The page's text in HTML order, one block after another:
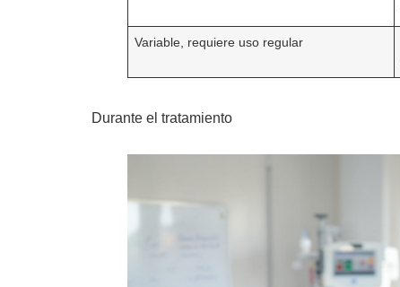
Variable, requiere uso regular
Durante el tratamiento